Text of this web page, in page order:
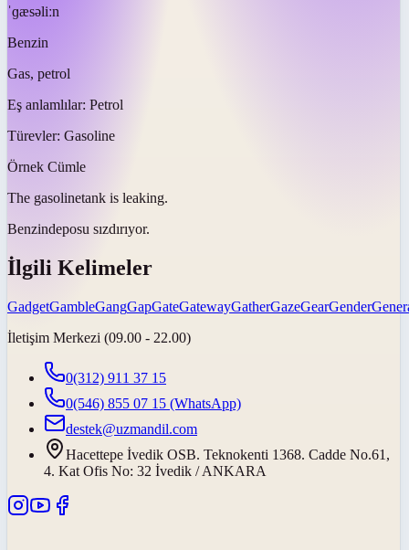
ˈɡæsəliːn
Benzin
Gas, petrol
Eş anlamlılar: Petrol
Türevler: Gasoline
Örnek Cümle
The gasolinetank is leaking.
Benzindeposu sızdırıyor.
İlgili Kelimeler
GadgetGambleGangGapGateGatewayGatherGazeGearGender
İletişim Merkezi (09.00 - 22.00)
0(312) 911 37 15
0(546) 855 07 15 (WhatsApp)
destek@uzmandil.com
Hacettepe İvedik OSB. Teknokenti 1368. Cadde No.61,
4. Kat Ofis No: 32 İvedik / ANKARA